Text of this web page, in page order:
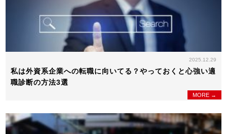
2025.12.29
私は外資系企業への転職に向いてる？やっておくと心強い適
職診断の方法3選
MORE →